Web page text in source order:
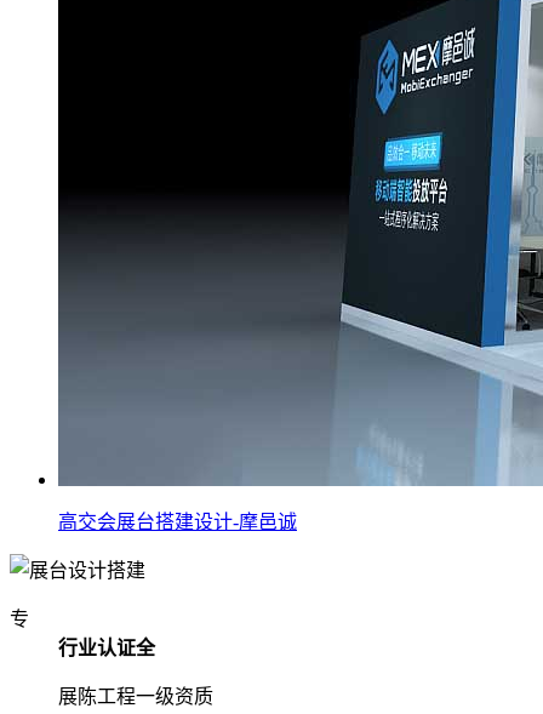
高交会展台搭建设计-摩邑诚
专
行业认证全
展陈工程一级资质